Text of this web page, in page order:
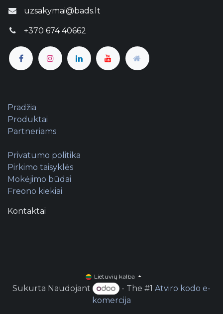
uzsakymai@bads.lt
+370 674 40662
Pradžia
Produktai
Partneriams
Privatumo politika
Pirkimo taisyklės
Mokėjimo būdai
Freono kiekiai
Kontaktai
Lietuvių kalba
Sukurta Naudojant - The #1Atviro kodo e-
komercija